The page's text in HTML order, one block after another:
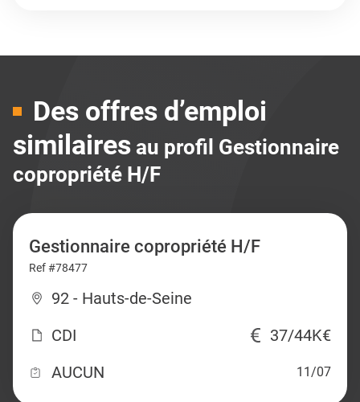
Des offres d’emploi
similaires au profil Gestionnaire
copropriété H/F
Gestionnaire copropriété H/F
Ref #78477
92 - Hauts-de-Seine
CDI
37/44K€
AUCUN
11/07